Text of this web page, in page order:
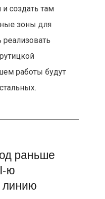
создать там
зоны для
работы будут
раньше
ю
линию